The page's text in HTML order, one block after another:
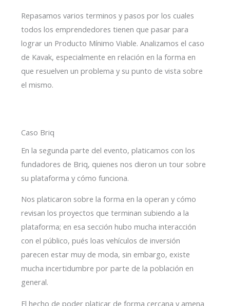
Repasamos varios terminos y pasos por los cuales
todos los emprendedores tienen que pasar para
lograr un Producto Mínimo Viable. Analizamos el caso
de Kavak, especialmente en relación en la forma en
que resuelven un problema y su punto de vista sobre
el mismo.
Caso Briq
En la segunda parte del evento, platicamos con los
fundadores de Briq, quienes nos dieron un tour sobre
su plataforma y cómo funciona.
Nos platicaron sobre la forma en la operan y cómo
revisan los proyectos que terminan subiendo a la
plataforma; en esa sección hubo mucha interacción
con el público, pués loas vehículos de inversión
parecen estar muy de moda, sin embargo, existe
mucha incertidumbre por parte de la población en
general.
El hecho de poder platicar de forma cercana y amena